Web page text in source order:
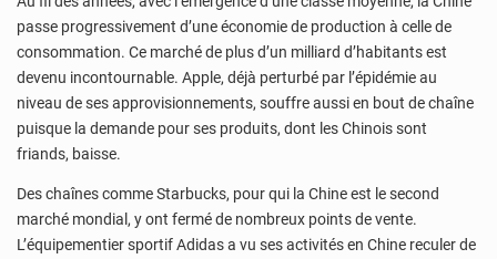
passe progressivement d’une économie de production à celle de
consommation. Ce marché de plus d’un milliard d’habitants est
devenu incontournable. Apple, déjà perturbé par l’épidémie au
niveau de ses approvisionnements, souffre aussi en bout de chaîne
puisque la demande pour ses produits, dont les Chinois sont
friands, baisse.
Des chaînes comme Starbucks, pour qui la Chine est le second
marché mondial, y ont fermé de nombreux points de vente.
L’équipementier sportif Adidas a vu ses activités en Chine reculer de